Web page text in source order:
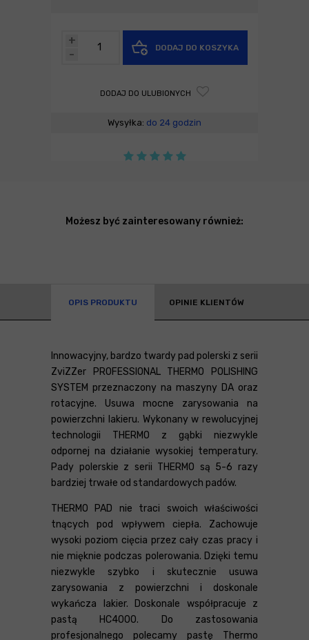
-
+
DODAJ DO KOSZYKA
DODAJ DO ULUBIONYCH
Wysyłka: do 24 godzin
Możesz być zainteresowany również:
OPIS PRODUKTU OPINIE KLIENTÓW
Innowacyjny, bardzo twardy pad polerski z serii
ZviZZer PROFESSIONAL THERMO POLISHING
SYSTEM przeznaczony na maszyny DA oraz
rotacyjne. Usuwa mocne zarysowania na
powierzchni lakieru. Wykonany w rewolucyjnej
technologii THERMO z gąbki niezwykle
odpornej na działanie wysokiej temperatury.
Pady polerskie z serii THERMO są 5-6 razy
bardziej trwałe od standardowych padów.
THERMO PAD nie traci swoich właściwości
tnących pod wpływem ciepła. Zachowuje
wysoki poziom cięcia przez cały czas pracy i
nie mięknie podczas polerowania. Dzięki temu
niezwykle szybko i skutecznie usuwa
zarysowania z powierzchni i doskonale
wykańcza lakier. Doskonale współpracuje z
pastą HC4000. Do zastosowania
profesjonalnego polecamy pastę Thermo